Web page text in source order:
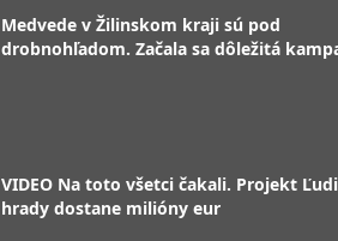
Medvede v Žilinskom kraji sú pod
drobnohľadom. Začala sa dôležitá
VIDEO Na toto všetci čakali. Projekt
hrady dostane milióny eur